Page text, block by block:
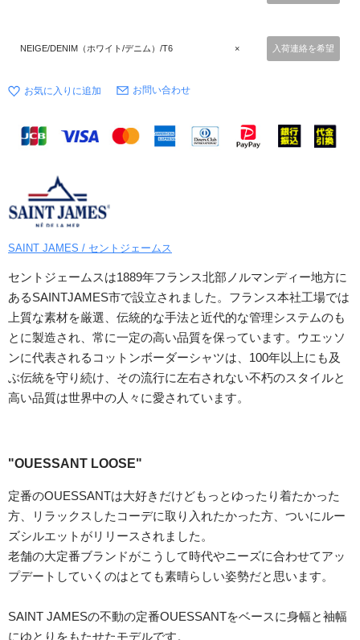
NEIGE/DENIM（ホワイト/デニム）/T6 × 入荷連絡を希望
お問い合わせ
SAINT JAMES / セントジェームス
セントジェームスは1889年フランス北部ノルマンディー地方に
あるSAINTJAMES市で設立されました。フランス本社工場では
上質な素材を厳選、伝統的な手法と近代的な管理システムのも
とに製造され、常に一定の高い品質を保っています。ウエッソ
ンに代表されるコットンボーダーシャツは、100年以上にも及
ぶ伝統を守り続け、その流行に左右されない不朽のスタイルと
高い品質は世界中の人々に愛されています。
"OUESSANT LOOSE"
定番のOUESSANTは大好きだけどもっとゆったり着たかった
方、リラックスしたコーデに取り入れたかった方、ついにルー
ズシルエットがリリースされました。
老舗の大定番ブランドがこうして時代やニーズに合わせてアッ
プデートしていくのはとても素晴らしい姿勢だと思います。
SAINT JAMESの不動の定番OUESSANTをベースに身幅と袖幅
にゆとりをもたせたモデルです。